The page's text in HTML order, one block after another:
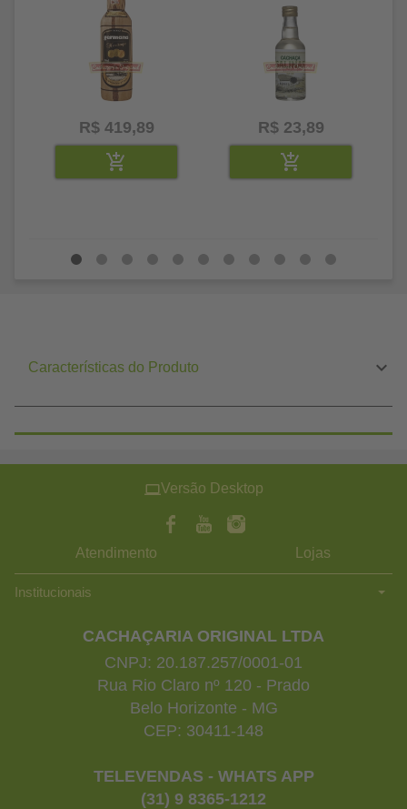
R$ 419,89 R$ 23,89
Características do Produto
Versão Desktop
Atendimento Lojas
Institucionais
CACHAÇARIA ORIGINAL LTDA
CNPJ: 20.187.257/0001-01
Rua Rio Claro nº 120 - Prado
Belo Horizonte - MG
CEP: 30411-148
TELEVENDAS - WHATS APP
(31) 9 8365-1212